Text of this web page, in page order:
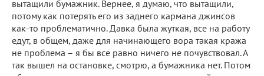
вытащили бумажник. Вернее, я думаю, что вытащили,
потому как потерять его из заднего кармана джинсов
как-то проблематично. Давка была жуткая, все на работу
едут, в общем, даже для начинающего вора такая кража
не проблема – я бы все равно ничего не почувствовал. А
так вышел на остановке, смотрю, а бумажника нет. Потом